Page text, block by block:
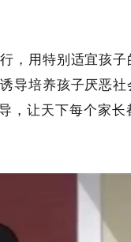
，用特别适宜孩
导培养孩子厌恶
，让天下每个家